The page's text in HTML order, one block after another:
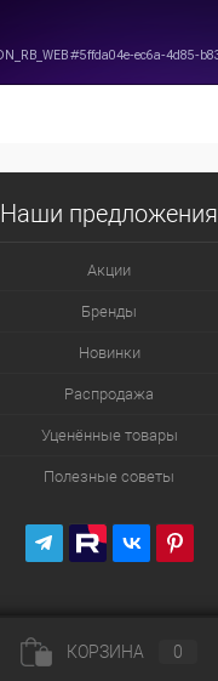
Наши предложения
Акции
Бренды
Новинки
Распродажа
Уценённые товары
Полезные советы
КОРЗИНА 0